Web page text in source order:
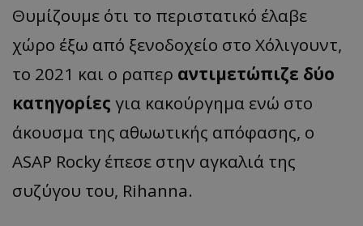
Θυμίζουμε ότι το περιστατικό έλαβε
χώρο έξω από ξενοδοχείο στο Χόλιγουντ,
το 2021 και ο ραπερ αντιμετώπιζε δύο
κατηγορίες για κακούργημα ενώ στο
άκουσμα της αθωωτικής απόφασης, ο
ASAP Rocky έπεσε στην αγκαλιά της
συζύγου του, Rihanna.